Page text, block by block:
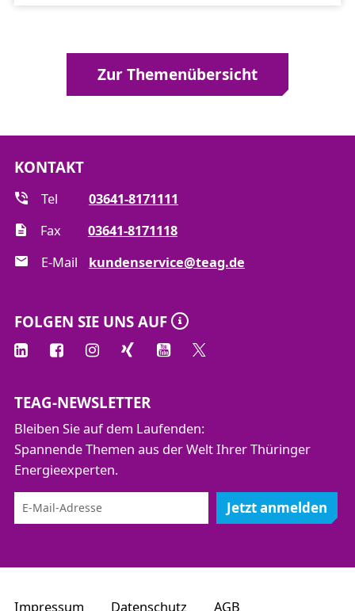
Zur Themenübersicht
KONTAKT
Tel
03641-8171111
Fax
03641-8171118
E-Mail
kundenservice@teag.de
FOLGEN SIE UNS AUF
TEAG-NEWSLETTER
Bleiben Sie auf dem Laufenden:
Spannende Themen aus der Welt Ihrer Thüringer
Energieexperten.
Jetzt anmelden
Impressum Datenschutz AGB